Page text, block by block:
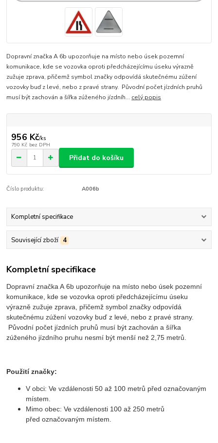
Dopravní značka A 6b upozorňuje na místo nebo úsek pozemní
komunikace, kde se vozovka oproti předcházejícímu úseku výrazně
zužuje zprava, přičemž symbol značky odpovídá skutečnému zúžení
vozovky buď z levé, nebo z pravé strany. Původní počet jízdních pruhů
musí být zachován a šířka zúženého jízdníh... celý popis
956 Kč/ks
790 Kč bez DPH
Přidat do košíku
Číslo produktu: A006b
Kompletní specifikace
Související zboží 4
Kompletní specifikace
Dopravní značka A 6b upozorňuje na místo nebo úsek pozemní
komunikace, kde se vozovka oproti předcházejícímu úseku
výrazně zužuje zprava, přičemž symbol značky odpovídá
skutečnému zúžení vozovky buď z levé, nebo z pravé strany.
Původní počet jízdních pruhů musí být zachován a šířka
zúženého jízdního pruhu nesmí být menší než 2,75 metrů.
Použití značky:
V obci: Ve vzdálenosti 50 až 100 metrů před označovaným
místem.
Mimo obec: Ve vzdálenosti 100 až 250 metrů
před označovaným místem.